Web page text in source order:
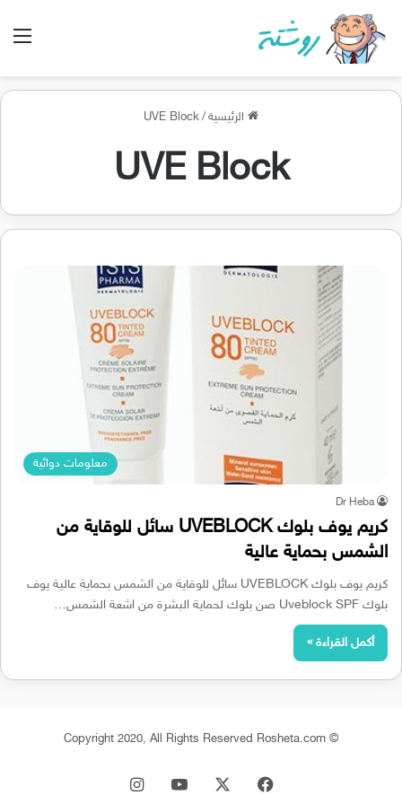
الرئيسية/
UVE Block
UVE Block
معلومات دوائية
Dr Heba
كريم يوف بلوك UVEBLOCK سائل للوقاية من
الشمس بحماية عالية
كريم يوف بلوك UVEBLOCK سائل للوقاية من الشمس بحماية عالية يوف
بلوك Uveblock SPF صن بلوك لحماية البشرة من اشعة الشمس…
أكمل القراءة »
© Copyright 2020, All Rights Reserved Rosheta.com
فيسبوك ‫YouTube